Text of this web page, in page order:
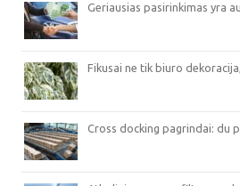
Geriausias pasirinkimas yra
Fikusai ne tik biuro
Cross docking pagrindai: du